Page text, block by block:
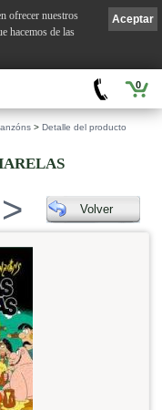
0
> Detalle del producto
> Volver
Aceptar
ofrecer nuestros
hacemos de las